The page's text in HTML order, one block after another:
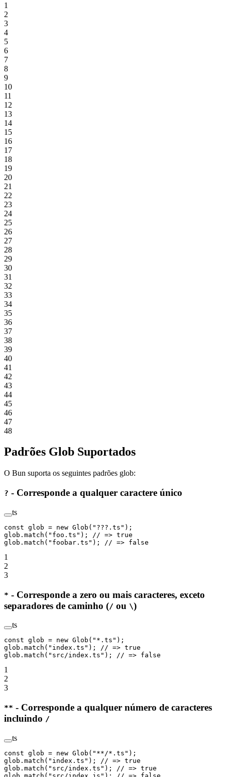
1
2
3
4
5
6
7
8
9
10
11
12
13
14
15
16
17
18
19
20
21
22
23
24
25
26
27
28
29
30
31
32
33
34
35
36
37
38
39
40
41
42
43
44
45
46
47
48
Padrões Glob Suportados
O Bun suporta os seguintes padrões glob:
? - Corresponde a qualquer caractere único
ts
const glob = new Glob ( "???.ts" );
glob. match ( "foo.ts" );
// => true
glob. match ( "foobar.ts" ); // => false
1
2
3
* - Corresponde a zero ou mais caracteres, exceto
separadores de caminho (/ ou \)
ts
const glob = new Glob ( "*.ts" );
glob. match ( "index.ts" ); // => true
glob. match ( "src/index.ts" ); // => false
1
2
3
** - Corresponde a qualquer número de caracteres
incluindo /
ts
const glob = new Glob ( "**/*.ts" );
glob. match ( "index.ts" );
// => true
glob. match ( "src/index.ts" );
// => true